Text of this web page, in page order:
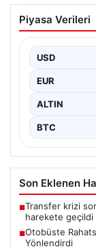
Otobüste
Hızla
Piyasa Verileri
USD
EUR
ALTIN
BTC
Son Eklenen
■Transfer krizi
harekete geçildi
■Otobüste
Yönlendirdi